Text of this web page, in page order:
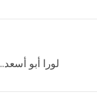
لورا أبو